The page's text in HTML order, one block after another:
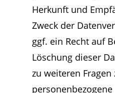
Herkunft und
Zweck der
ggf. ein Recht auf
Löschung dieser
zu weiteren Fragen